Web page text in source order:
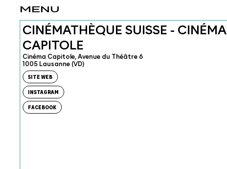
MENU
CINÉMATHÈQUE SUISSE - CINÉMA
CAPITOLE
Cinéma Capitole, Avenue du Théâtre 6
1005 Lausanne (VD)
SITE WEB
INSTAGRAM
FACEBOOK